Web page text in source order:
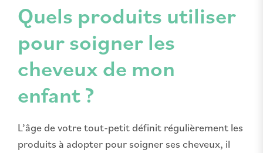
Quels produits utiliser
pour soigner les
cheveux de mon
enfant ?
L’âge de votre tout-petit définit régulièrement les
produits à adopter pour soigner ses cheveux, il